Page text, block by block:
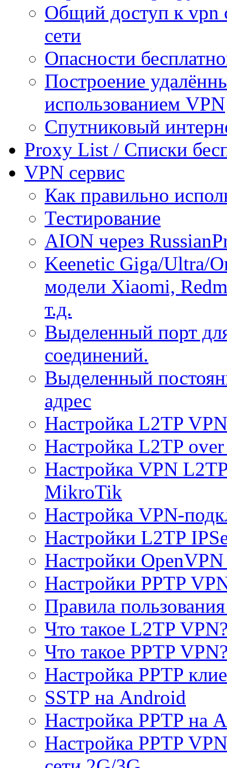
Общий доступ к vpn
сети
Опасности
Построение
использованием VPN
Спутниковый
Proxy List / Списки
VPN сервис
Как правильно
Тестирование
AION через
Keenetic Giga/Ultra/
модели Xiaomi,
т.д.
Выделенный порт
соединений.
Выделенный
адрес
Настройка L2TP
Настройка L2TP
Настройка VPN
MikroTik
Настройка VPN-
Настройки L2TP
Настройки
Настройки PPTP
Правила
Что такое L2TP
Что такое PPTP
Настройка PPTP
SSTP на Android
Настройка PPTP на
Настройка PPTP